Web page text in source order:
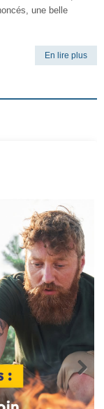
une belle
En lire plus